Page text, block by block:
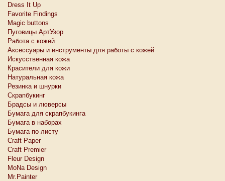
Dress It Up
Favorite Findings
Magic buttons
Пуговицы АртУзор
Работа с кожей
Аксессуары и инструменты для работы с кожей
Искусственная кожа
Красители для кожи
Натуральная кожа
Резинка и шнурки
Скрапбукинг
Брадсы и люверсы
Бумага для скрапбукинга
Бумага в наборах
Бумага по листу
Craft Paper
Craft Premier
Fleur Design
MoNa Design
Mr.Painter